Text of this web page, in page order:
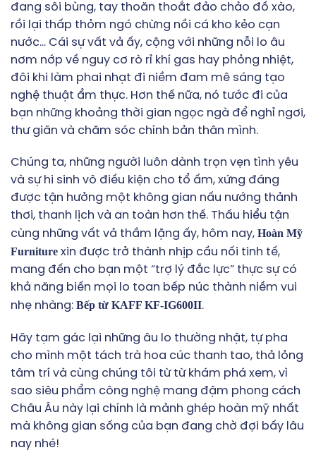
đang sôi bùng, tay thoăn thoắt đảo chảo đồ xào,
rồi lại thấp thỏm ngó chừng nồi cá kho kẻo cạn
nước… Cái sự vất vả ấy, cộng với những nỗi lo âu
nơm nớp về nguy cơ rò rỉ khí gas hay phỏng nhiệt,
đôi khi làm phai nhạt đi niềm đam mê sáng tạo
nghệ thuật ẩm thực. Hơn thế nữa, nó tước đi của
bạn những khoảng thời gian ngọc ngà để nghỉ ngơi,
thư giãn và chăm sóc chính bản thân mình.
Chúng ta, những người luôn dành trọn vẹn tình yêu
và sự hi sinh vô điều kiện cho tổ ấm, xứng đáng
được tận hưởng một không gian nấu nướng thảnh
thơi, thanh lịch và an toàn hơn thế. Thấu hiểu tận
cùng những vất vả thầm lặng ấy, hôm nay, Hoàn Mỹ
Furniture xin được trở thành nhịp cầu nối tinh tế,
mang đến cho bạn một “trợ lý đắc lực” thực sự có
khả năng biến mọi lo toan bếp núc thành niềm vui
nhẹ nhàng: Bếp từ KAFF KF-IG600II.
Hãy tạm gác lại những âu lo thường nhật, tự pha
cho mình một tách trà hoa cúc thanh tao, thả lỏng
tâm trí và cùng chúng tôi từ từ khám phá xem, vì
sao siêu phẩm công nghệ mang đậm phong cách
Châu Âu này lại chính là mảnh ghép hoàn mỹ nhất
mà không gian sống của bạn đang chờ đợi bấy lâu
nay nhé!